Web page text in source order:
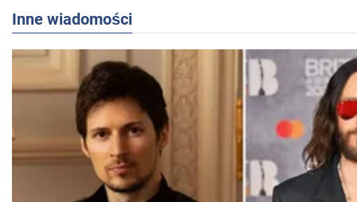
Inne wiadomości